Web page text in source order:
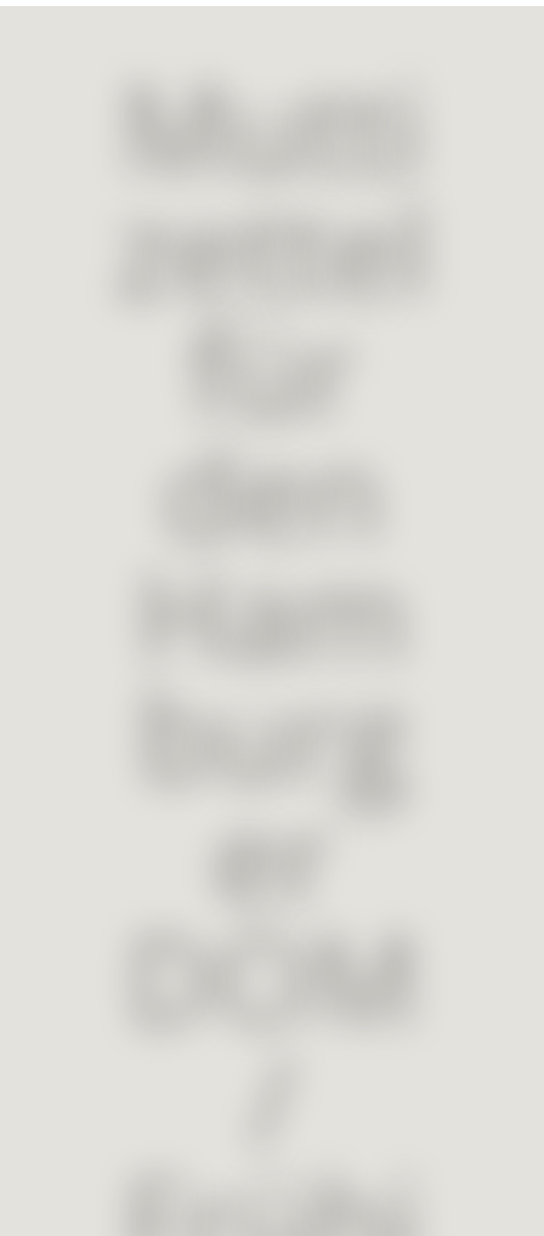
Mutti
zettel
für
den
Ham
burg
er
DOM